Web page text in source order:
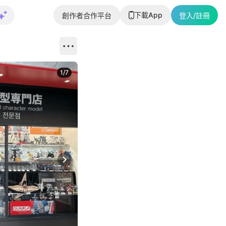
創作者合作平台 下載App 登入/註冊
Next slide
1/7